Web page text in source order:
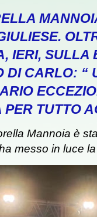
IERI, SULLA
DI CARLO: “
TUTTO
Mannoia è
messo in luce